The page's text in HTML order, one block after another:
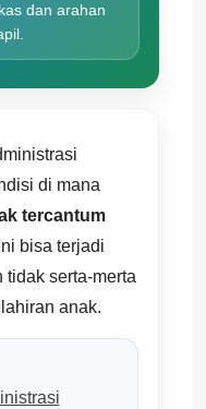
dan arahan
di mana
tercantum
bisa terjadi
tidak serta-merta
anak.